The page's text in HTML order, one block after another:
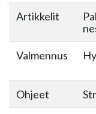
Artikkelit
Valmennus
Ohjeet